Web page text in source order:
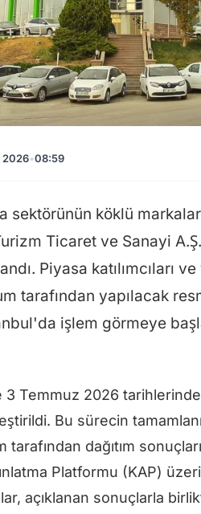
2026•08:59
köklü
Ticaret ve Sanayi
Piyasa katılımcıları ve
tarafından yapılacak
işlem görmeye
3 Temmuz 2026
Bu sürecin
dağıtım
Platformu (KAP)
açıklanan sonuçlarla